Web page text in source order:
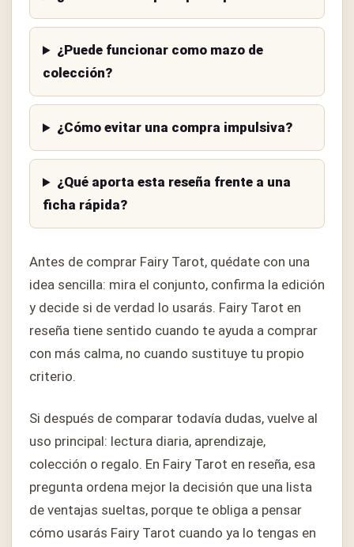
¿Puede funcionar como mazo de
colección?
¿Cómo evitar una compra impulsiva?
¿Qué aporta esta reseña frente a una
ficha rápida?
Antes de comprar Fairy Tarot, quédate con una
idea sencilla: mira el conjunto, confirma la edición
y decide si de verdad lo usarás. Fairy Tarot en
reseña tiene sentido cuando te ayuda a comprar
con más calma, no cuando sustituye tu propio
criterio.
Si después de comparar todavía dudas, vuelve al
uso principal: lectura diaria, aprendizaje,
colección o regalo. En Fairy Tarot en reseña, esa
pregunta ordena mejor la decisión que una lista
de ventajas sueltas, porque te obliga a pensar
cómo usarás Fairy Tarot cuando ya lo tengas en